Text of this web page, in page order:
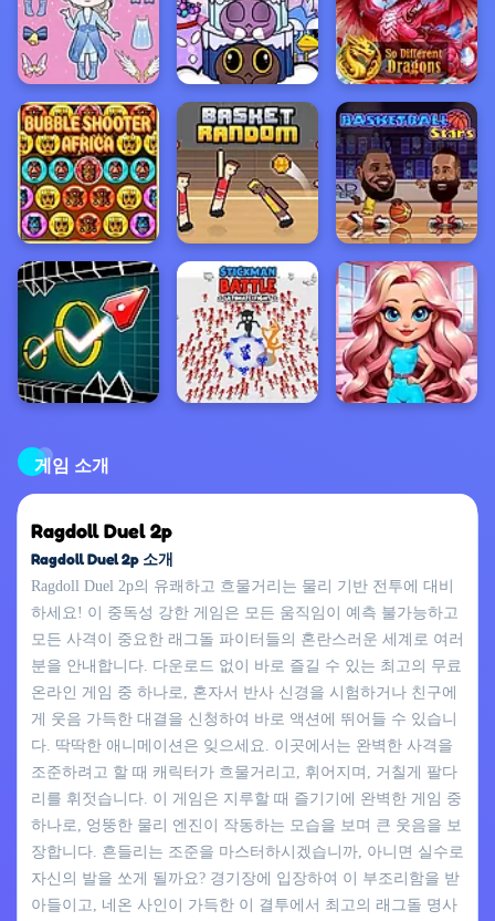
게임 소개
Ragdoll Duel 2p
Ragdoll Duel 2p 소개
Ragdoll Duel 2p의 유쾌하고 흐물거리는 물리 기반 전투에 대비
하세요! 이 중독성 강한 게임은 모든 움직임이 예측 불가능하고
모든 사격이 중요한 래그돌 파이터들의 혼란스러운 세계로 여러
분을 안내합니다. 다운로드 없이 바로 즐길 수 있는 최고의 무료
온라인 게임 중 하나로, 혼자서 반사 신경을 시험하거나 친구에
게 웃음 가득한 대결을 신청하여 바로 액션에 뛰어들 수 있습니
다. 딱딱한 애니메이션은 잊으세요. 이곳에서는 완벽한 사격을
조준하려고 할 때 캐릭터가 흐물거리고, 휘어지며, 거칠게 팔다
리를 휘젓습니다. 이 게임은 지루할 때 즐기기에 완벽한 게임 중
하나로, 엉뚱한 물리 엔진이 작동하는 모습을 보며 큰 웃음을 보
장합니다. 흔들리는 조준을 마스터하시겠습니까, 아니면 실수로
자신의 발을 쏘게 될까요? 경기장에 입장하여 이 부조리함을 받
아들이고, 네온 사인이 가득한 이 결투에서 최고의 래그돌 명사